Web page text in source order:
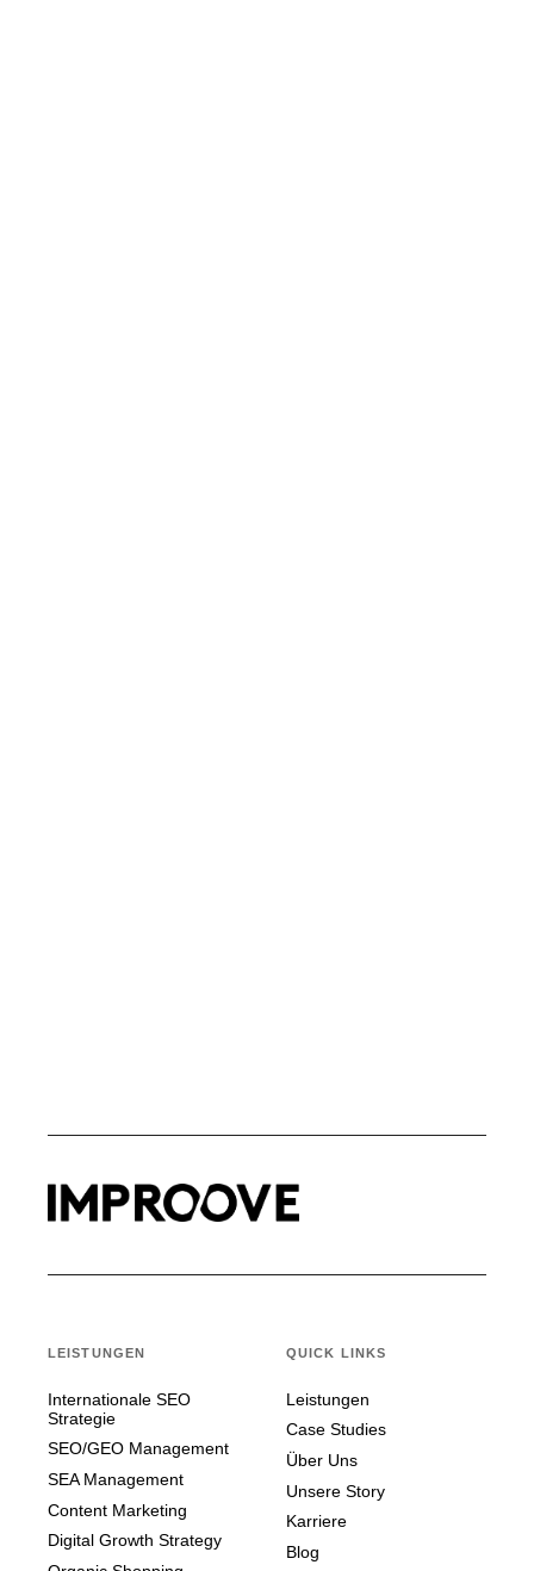
LEISTUNGEN
Internationale SEO
Strategie
SEO/GEO Management
SEA Management
Content Marketing
Digital Growth Strategy
QUICK LINKS
Leistungen
Case Studies
Über Uns
Unsere Story
Karriere
Blog